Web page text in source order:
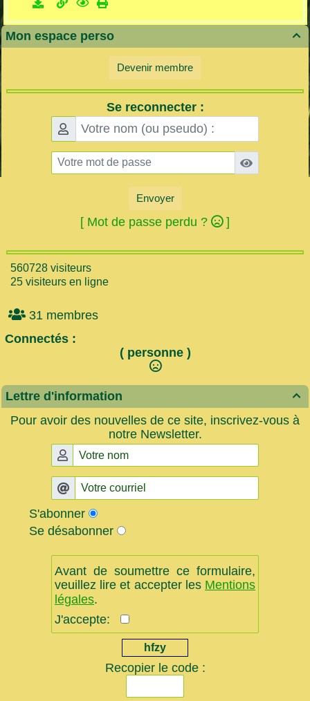

Mon espace perso
Devenir membre
Se reconnecter :
Envoyer
[ Mot de passe perdu ? ]
560728 visiteurs
25 visiteurs en ligne
31 membres
Connectés :
( personne )

Lettre d'information
Pour avoir des nouvelles de ce site, inscrivez-vous à
notre Newsletter.
S'abonner
Se désabonner
Avant de soumettre ce formulaire,
veuillez lire et accepter les Mentions
légales.
J'accepte:
hfzy
Recopier le code :